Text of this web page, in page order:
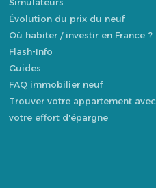
Évolution du prix du neuf
Où habiter / investir en France ?
Flash-Info
Guides
FAQ immobilier neuf
Trouver votre appartement avec
votre effort d'épargne